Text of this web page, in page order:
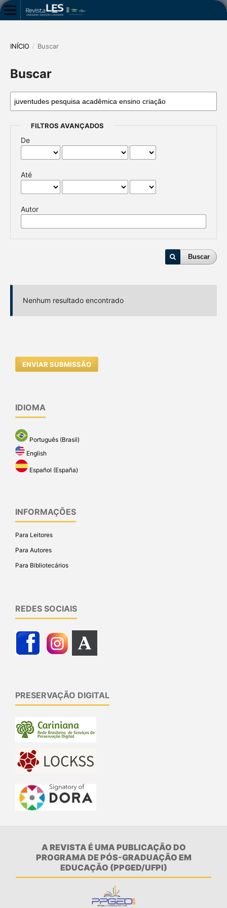
INÍCIO / Buscar
Buscar
FILTROS AVANÇADOS
De
Até
Autor
Buscar
Nenhum resultado encontrado
ENVIAR SUBMISSÃO
IDIOMA
Português (Brasil)
English
Español (España)
INFORMAÇÕES
Para Leitores
Para Autores
Para Bibliotecários
REDES SOCIAIS
PRESERVAÇÃO DIGITAL
A REVISTA É UMA PUBLICAÇÃO DO
PROGRAMA DE PÓS-GRADUAÇÃO EM
EDUCAÇÃO (PPGED/UFPI)